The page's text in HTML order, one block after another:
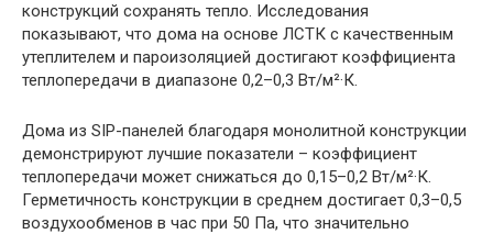
конструкций сохранять тепло. Исследования
показывают, что дома на основе ЛСТК с качественным
утеплителем и пароизоляцией достигают коэффициента
теплопередачи в диапазоне 0,2–0,3 Вт/м²·К.
Дома из SIP-панелей благодаря монолитной конструкции
демонстрируют лучшие показатели – коэффициент
теплопередачи может снижаться до 0,15–0,2 Вт/м²·К.
Герметичность конструкции в среднем достигает 0,3–0,5
воздухообменов в час при 50 Па, что значительно